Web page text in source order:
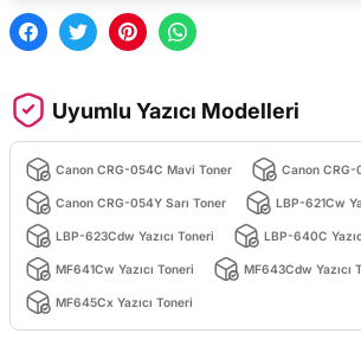
Uyumlu Yazıcı Modelleri
Canon CRG-054C Mavi Toner Canon CRG-
Canon CRG-054Y Sarı Toner LBP-621Cw
LBP-623Cdw Yazıcı Toneri LBP-640C
MF641Cw Yazıcı Toneri MF643Cdw Yazıcı
MF645Cx Yazıcı Toneri